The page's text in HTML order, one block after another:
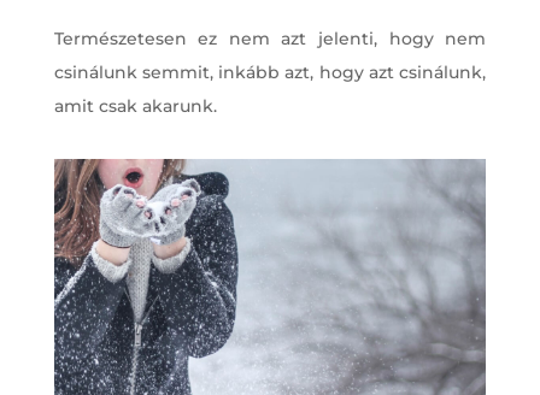
Természetesen ez nem azt jelenti, hogy nem
csinálunk semmit, inkább azt, hogy azt csinálunk,
amit csak akarunk.